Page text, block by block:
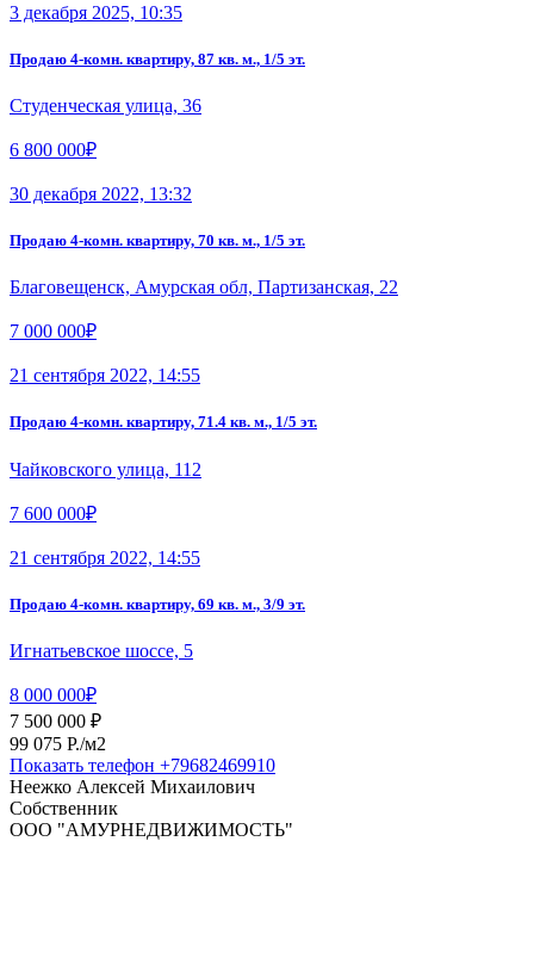
3 декабря 2025, 10:35
Продаю 4-комн. квартиру, 87 кв. м., 1/5 эт.
Студенческая улица, 36
6 800 000₽
30 декабря 2022, 13:32
Продаю 4-комн. квартиру, 70 кв. м., 1/5 эт.
Благовещенск, Амурская обл, Партизанская, 22
7 000 000₽
21 сентября 2022, 14:55
Продаю 4-комн. квартиру, 71.4 кв. м., 1/5 эт.
Чайковского улица, 112
7 600 000₽
21 сентября 2022, 14:55
Продаю 4-комн. квартиру, 69 кв. м., 3/9 эт.
Игнатьевское шоссе, 5
8 000 000₽
7 500 000 ₽
99 075 P./м2
Показать телефон +79682469910
Неежко Алексей Михаилович
Собственник
ООО "АМУРНЕДВИЖИМОСТЬ"